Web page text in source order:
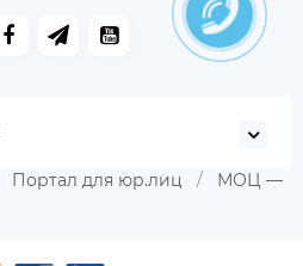
Портал для юр.лиц /
МОЦ —